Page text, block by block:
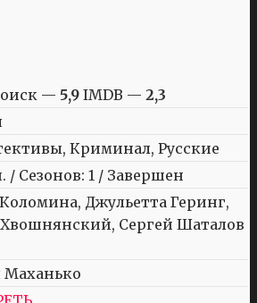
— 5,9 IMDB — 2,3
Криминал, Русские
/ Сезонов: 1 / Завершен
Джульетта Геринг,
Сергей Шаталов